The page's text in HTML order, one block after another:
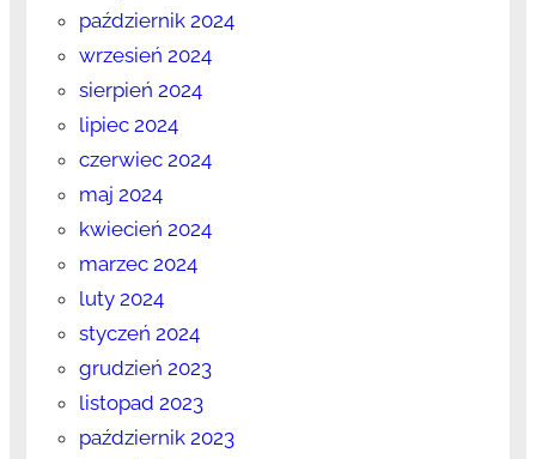
październik 2024
wrzesień 2024
sierpień 2024
lipiec 2024
czerwiec 2024
maj 2024
kwiecień 2024
marzec 2024
luty 2024
styczeń 2024
grudzień 2023
listopad 2023
październik 2023